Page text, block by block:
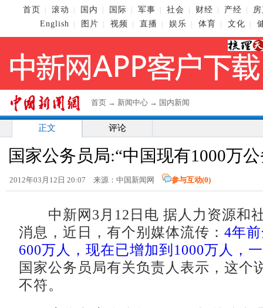
首页 滚动 国内 国际 军事 社会 财经 产经
English
图片 视频 直播 娱乐 体育 文化
首页 → 新闻中心 → 国内新闻
正文 评论
国家公务员局:“中国现有1000万
2012年03月12日 20:07 来源：中国新闻网 参与互动(0)
中新网3月12日电 据人力资源和
消息，近日，有个别媒体流传： 4年
600万人，现在已增加到1000万人，
国家公务员局有关负责人表示，这个
不符。